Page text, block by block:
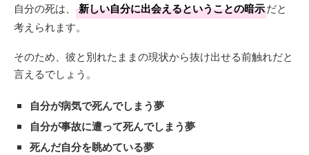
自分の死は、 新しい自分に出会えるということの暗示だと
考えられます。
そのため、彼と別れたままの現状から抜け出せる前触れだと
言えるでしょう。
自分が病気で死んでしまう夢
自分が事故に遭って死んでしまう夢
死んだ自分を眺めている夢